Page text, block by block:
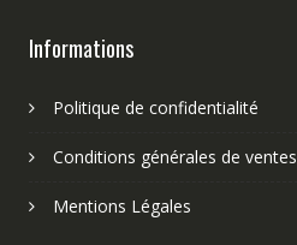
Informations
Politique de confidentialité
Conditions générales de ventes
Mentions Légales